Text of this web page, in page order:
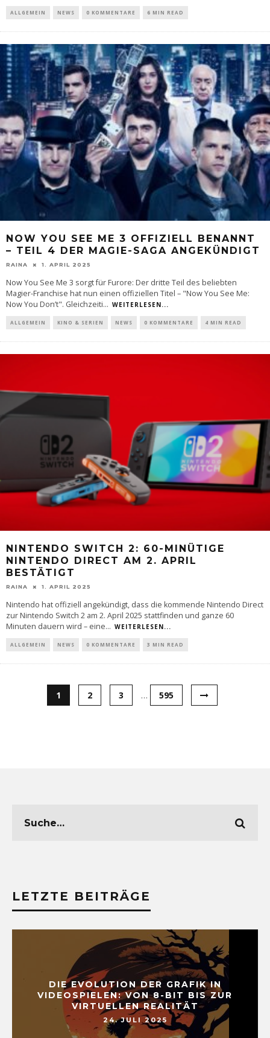
ALLGEMEIN NEWS 0 KOMMENTARE 6 MIN READ
NOW YOU SEE ME 3 OFFIZIELL BENANNT
– TEIL 4 DER MAGIE-SAGA ANGEKÜNDIGT
RAINA 1. APRIL 2025
Now You See Me 3 sorgt für Furore: Der dritte Teil des beliebten
Magier-Franchise hat nun einen offiziellen Titel – "Now You See Me:
Now You Don’t". Gleichzeiti... WEITERLESEN...
ALLGEMEIN KINO & SERIEN NEWS 0 KOMMENTARE 4 MIN READ
NINTENDO SWITCH 2: 60-MINÜTIGE
NINTENDO DIRECT AM 2. APRIL
BESTÄTIGT
RAINA 1. APRIL 2025
Nintendo hat offiziell angekündigt, dass die kommende Nintendo Direct
zur Nintendo Switch 2 am 2. April 2025 stattfinden und ganze 60
Minuten dauern wird – eine... WEITERLESEN...
ALLGEMEIN NEWS 0 KOMMENTARE 3 MIN READ
1 2 3 … 595
LETZTE BEITRÄGE
DIE EVOLUTION DER GRAFIK IN
VIDEOSPIELEN: VON 8-BIT BIS ZUR
VIRTUELLEN REALITÄT
24. JULI 2025